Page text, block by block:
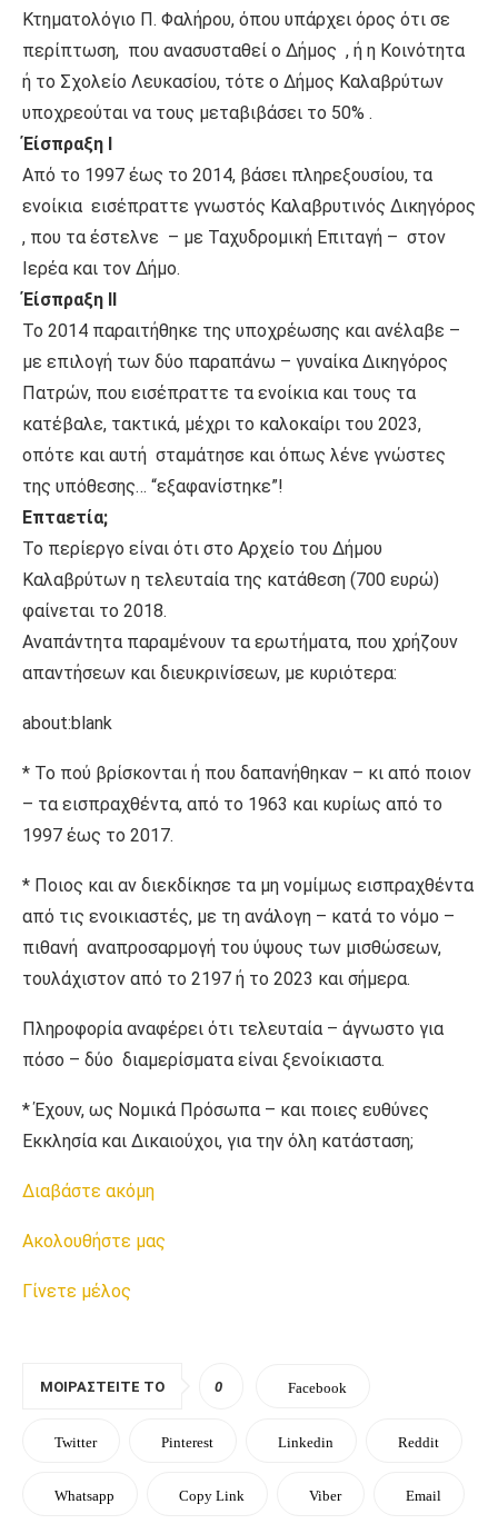
Κτηματολόγιο Π. Φαλήρου, όπου υπάρχει όρος ότι σε
περίπτωση, που ανασυσταθεί ο Δήμος , ή η Κοινότητα
ή το Σχολείο Λευκασίου, τότε ο Δήμος Καλαβρύτων
υποχρεούται να τους μεταβιβάσει το 50% .
Έίσπραξη Ι
Από το 1997 έως το 2014, βάσει πληρεξουσίου, τα
ενοίκια εισέπραττε γνωστός Καλαβρυτινός Δικηγόρος
, που τα έστελνε – με Ταχυδρομική Επιταγή – στον
Ιερέα και τον Δήμο.
Έίσπραξη II
Το 2014 παραιτήθηκε της υποχρέωσης και ανέλαβε –
με επιλογή των δύο παραπάνω – γυναίκα Δικηγόρος
Πατρών, που εισέπραττε τα ενοίκια και τους τα
κατέβαλε, τακτικά, μέχρι το καλοκαίρι του 2023,
οπότε και αυτή σταμάτησε και όπως λένε γνώστες
της υπόθεσης… “εξαφανίστηκε”!
Επταετία;
Το περίεργο είναι ότι στο Αρχείο του Δήμου
Καλαβρύτων η τελευταία της κατάθεση (700 ευρώ)
φαίνεται το 2018.
Αναπάντητα παραμένουν τα ερωτήματα, που χρήζουν
απαντήσεων και διευκρινίσεων, με κυριότερα:
about:blank
* Το πού βρίσκονται ή που δαπανήθηκαν – κι από ποιον
– τα εισπραχθέντα, από το 1963 και κυρίως από το
1997 έως το 2017.
* Ποιος και αν διεκδίκησε τα μη νομίμως εισπραχθέντα
από τις ενοικιαστές, με τη ανάλογη – κατά το νόμο –
πιθανή αναπροσαρμογή του ύψους των μισθώσεων,
τουλάχιστον από το 2197 ή το 2023 και σήμερα.
Πληροφορία αναφέρει ότι τελευταία – άγνωστο για
πόσο – δύο διαμερίσματα είναι ξενοίκιαστα.
* Έχουν, ως Νομικά Πρόσωπα – και ποιες ευθύνες
Εκκλησία και Δικαιούχοι, για την όλη κατάσταση;
Διαβάστε ακόμη
Ακολουθήστε μας
Γίνετε μέλος
ΜΟΙΡΑΣΤΕΊΤΕ ΤΟ 0 Facebook
Twitter Pinterest Linkedin Reddit
Whatsapp Copy Link Viber Email